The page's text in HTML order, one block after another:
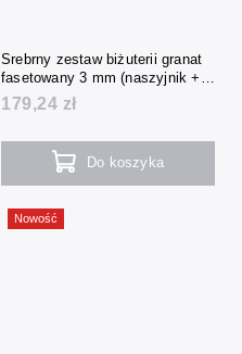
Srebrny zestaw biżuterii granat
fasetowany 3 mm (naszyjnik +
bransoletka + kolczyki)
179,24 zł
Do koszyka
Nowość